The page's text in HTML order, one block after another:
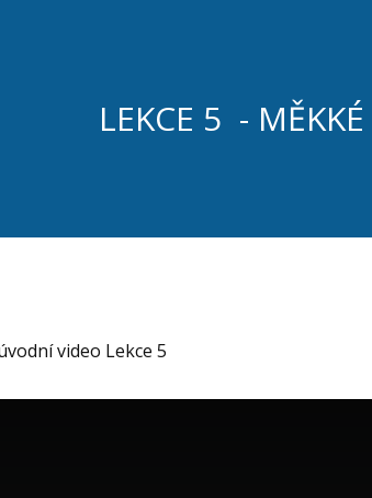
LEKCE 5 -
video Lekce 5